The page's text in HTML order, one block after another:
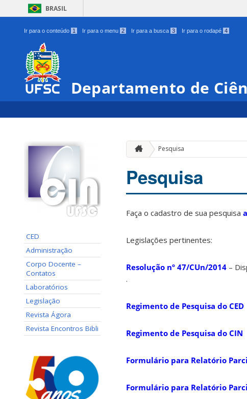
BRASIL
Ir para o conteúdo 1 Ir para o menu 2 Ir para a busca 3 Ir para o rodapé 4
Departamento de
CED
Administração
Corpo Docente –
Contatos
Laboratórios
Legislação
Revista Ágora
Revista Encontros Bibli
Pesquisa
Pesquisa
Faça o cadastro de sua pesquisa
Legislações pertinentes:
Resolução nº 47/CUn/2014 –
.
Regimento de Pesquisa do CED
Regimento de Pesquisa do CIN
Formulário para Relatório
Formulário para Relatório